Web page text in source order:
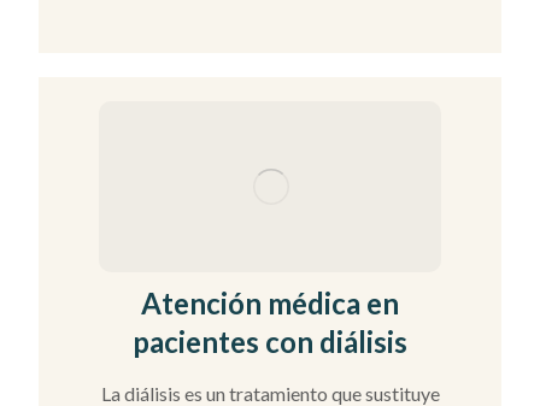
Atención médica en
pacientes con diálisis
La diálisis es un tratamiento que sustituye